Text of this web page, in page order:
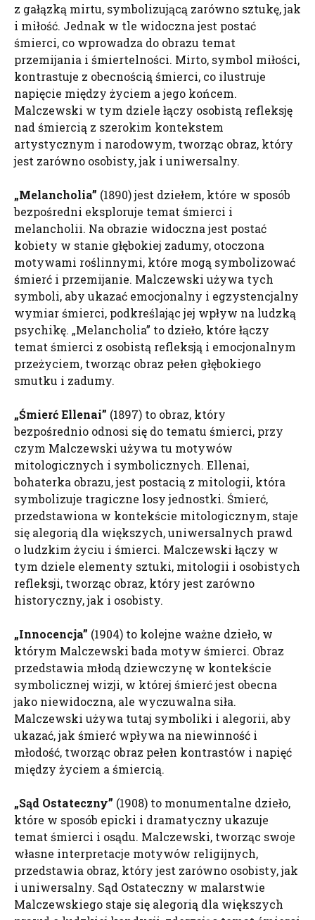
z gałązką mirtu, symbolizującą zarówno sztukę, jak
i miłość. Jednak w tle widoczna jest postać
śmierci, co wprowadza do obrazu temat
przemijania i śmiertelności. Mirto, symbol miłości,
kontrastuje z obecnością śmierci, co ilustruje
napięcie między życiem a jego końcem.
Malczewski w tym dziele łączy osobistą refleksję
nad śmiercią z szerokim kontekstem
artystycznym i narodowym, tworząc obraz, który
jest zarówno osobisty, jak i uniwersalny.
„Melancholia” (1890) jest dziełem, które w sposób
bezpośredni eksploruje temat śmierci i
melancholii. Na obrazie widoczna jest postać
kobiety w stanie głębokiej zadumy, otoczona
motywami roślinnymi, które mogą symbolizować
śmierć i przemijanie. Malczewski używa tych
symboli, aby ukazać emocjonalny i egzystencjalny
wymiar śmierci, podkreślając jej wpływ na ludzką
psychikę. „Melancholia” to dzieło, które łączy
temat śmierci z osobistą refleksją i emocjonalnym
przeżyciem, tworząc obraz pełen głębokiego
smutku i zadumy.
„ŚmierćEllenai” (1897) to obraz, który
bezpośrednio odnosi się do tematu śmierci, przy
czym Malczewski używa tu motywów
mitologicznych i symbolicznych. Ellenai,
bohaterka obrazu, jest postacią z mitologii, która
symbolizuje tragiczne losy jednostki. Śmierć,
przedstawiona w kontekście mitologicznym, staje
się alegorią dla większych, uniwersalnych prawd
o ludzkim życiu i śmierci. Malczewski łączy w
tym dziele elementy sztuki, mitologii i osobistych
refleksji, tworząc obraz, który jest zarówno
historyczny, jak i osobisty.
„Innocencja” (1904) to kolejne ważne dzieło, w
którym Malczewski bada motyw śmierci. Obraz
przedstawia młodą dziewczynę w kontekście
symbolicznej wizji, w której śmierć jest obecna
jako niewidoczna, ale wyczuwalna siła.
Malczewski używa tutaj symboliki i alegorii, aby
ukazać, jak śmierć wpływa na niewinność i
młodość, tworząc obraz pełen kontrastów i napięć
między życiem a śmiercią.
„Sąd Ostateczny” (1908) to monumentalne dzieło,
które w sposób epicki i dramatyczny ukazuje
temat śmierci i osądu. Malczewski, tworząc swoje
własne interpretacje motywów religijnych,
przedstawia obraz, który jest zarówno osobisty, jak
i uniwersalny. Sąd Ostateczny w malarstwie
Malczewskiego staje się alegorią dla większych